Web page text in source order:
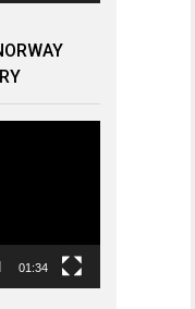
01:34